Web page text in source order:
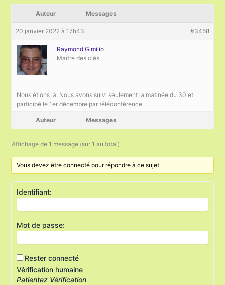
Auteur Messages
20 janvier 2022 à 17h43 #3458
Raymond Gimilio
Maître des clés
Nous étions là. Nous avons suivi seulement la matinée du 30 et
participé le 1er décembre par téléconférence.
Auteur Messages
Affichage de 1 message (sur 1 au total)
Vous devez être connecté pour répondre à ce sujet.
Identifiant:
Mot de passe:
Rester connecté
Vérification humaine
Patientez Vérification